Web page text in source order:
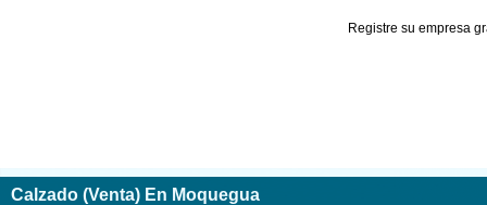
Registre su empresa
Calzado (Venta) En Moquegua